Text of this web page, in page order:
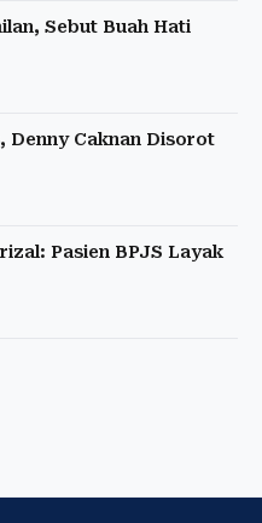
Sebut Buah Hati
Denny Caknan Disorot
Pasien BPJS Layak